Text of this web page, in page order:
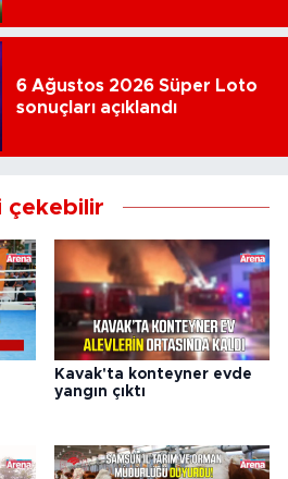
6 Ağustos 2026 Süper Loto
sonuçları açıklandı
çekebilir
Kavak'ta konteyner evde
yangın çıktı